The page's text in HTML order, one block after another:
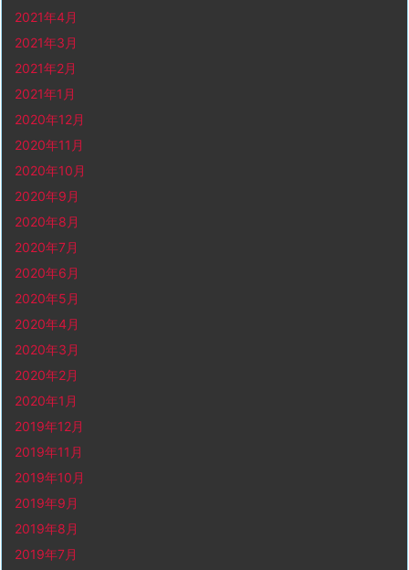
2021年4月
2021年3月
2021年2月
2021年1月
2020年12月
2020年11月
2020年10月
2020年9月
2020年8月
2020年7月
2020年6月
2020年5月
2020年4月
2020年3月
2020年2月
2020年1月
2019年12月
2019年11月
2019年10月
2019年9月
2019年8月
2019年7月